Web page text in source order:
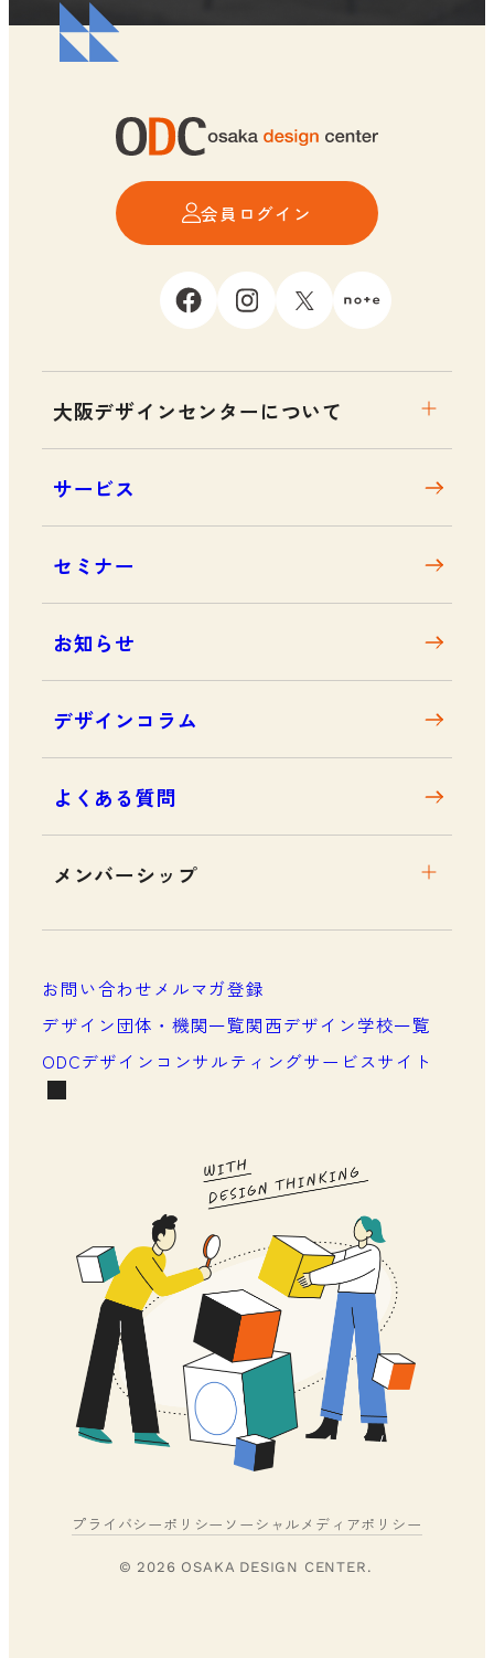
会員ログイン
大阪デザインセンターについて
デザイン経営とは
サービス
セミナー
お知らせ
デザインコラム
よくある質問
メンバーシップ
メンバーシップについて
お問い合わせメルマガ登録
デザイン団体・機関一覧関西デザイン学校一覧
ODCデザインコンサルティングサービスサイト
プライバシーポリシー ソーシャルメディアポリシー
© 2026 OSAKA DESIGN CENTER.